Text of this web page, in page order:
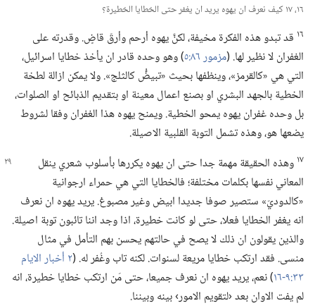
١٦،‏ ١٧ كيف نعرف ان يهوه يريد ان يغفر حتى الخطايا الخطيرة؟‏
١٦ قد تبدو هذه الفكرة مخيفة،‏ لكنَّ يهوه أرحم وأرقّ قاضٍ.‏ وقدرته على
الغفران لا نظير لها.‏ (‏مزمور ٨٦:‏٥
‏)‏ وهو وحده قادر ان يأخذ خطايا اسرائيل،‏
التي هي «كالقرمز»،‏ وينظفها بحيث «تبيضُّ كالثلج».‏ ولا يمكن ازالة لطخة
الخطية بالجهد البشري او بصنع اعمال معينة او بتقديم الذبائح او الصلوات،‏
بل وحده غفران يهوه يمحو الخطية.‏ ويمنح يهوه هذا الغفران وفقا لشروط
يضعها هو،‏ وهذه تشمل التوبة القلبية الاصيلة.‏
١٧ وهذه الحقيقة مهمة جدا حتى ان يهوه يكررها بأسلوب شعري ينقل
المعاني نفسها بكلمات مختلفة؛‏ فالخطايا التي هي حمراء ارجوانية
«كالدوديّ» ستصير صوفا جديدا ابيض وغير مصبوغ.‏ يريد يهوه ان نعرف
انه يغفر الخطايا فعلا،‏ حتى لو كانت خطيرة،‏ اذا وجد اننا تائبون توبة اصيلة.‏
والذين يقولون ان ذلك لا يصح في حالتهم يحسن بهم التأمل في مثال
منسى.‏ فقد ارتكب خطايا مريعة لسنوات.‏ لكنه تاب وغُفر له.‏ (‏ ٢ أخبار الايام
٣٣:‏​٩-‏١٦
‏)‏ نعم،‏ يريد يهوه ان نعرف جميعا،‏ حتى مَن ارتكب خطايا خطيرة،‏ انه
لم يفت الاوان بعد ‹لتقويم الامور› بينه وبيننا.‏